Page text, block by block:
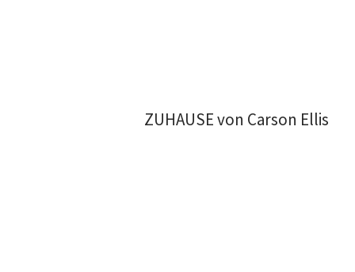
ZUHAUSE von Carson Ellis